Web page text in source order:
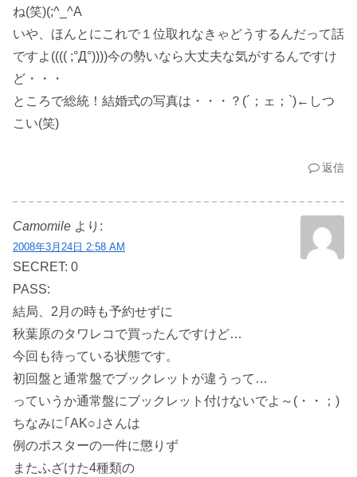
ね(笑)(;^_^A
いや、ほんとにこれで１位取れなきゃどうするんだって話
ですよ(((( ;°Д°))))今の勢いなら大丈夫な気がするんですけ
ど・・・
ところで総統！結婚式の写真は・・・？(´；ェ；`)←しつ
こい(笑)
返信
Camomile より:
2008年3月24日 2:58 AM
SECRET: 0
PASS:
結局、2月の時も予約せずに
秋葉原のタワレコで買ったんですけど…
今回も待っている状態です。
初回盤と通常盤でブックレットが違うって…
っていうか通常盤にブックレット付けないでよ～(・・；)
ちなみに｢AK○｣さんは
例のポスターの一件に懲りず
またふざけた4種類の